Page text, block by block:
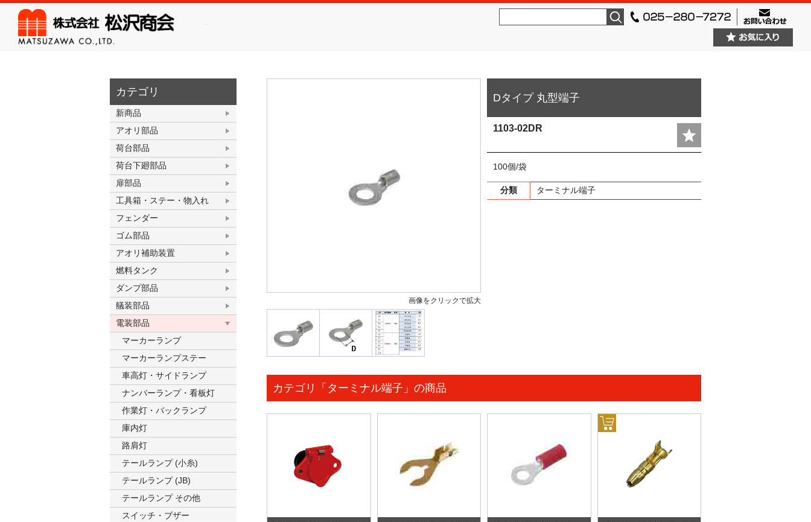
MATSUZAWA CO.,LTD.
カテゴリ
新商品
アオリ部品
荷台部品
荷台下廻部品
扉部品
工具箱・ステー・物入れ
フェンダー
ゴム部品
アオリ補助装置
燃料タンク
ダンプ部品
艤装部品
電装部品
マーカーランプ
マーカーランプステー
車高灯・サイドランプ
ナンバーランプ・看板灯
作業灯・バックランプ
庫内灯
路肩灯
テールランプ (小糸)
テールランプ (JB)
テールランプ その他
スイッチ・ブザー
画像をクリックで拡大
Dタイプ 丸型端子
1103-02DR
100個/袋
分類 ターミナル端子
カテゴリ「ターミナル端子」の商品